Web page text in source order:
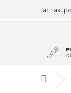
obsah
Jak
Domů